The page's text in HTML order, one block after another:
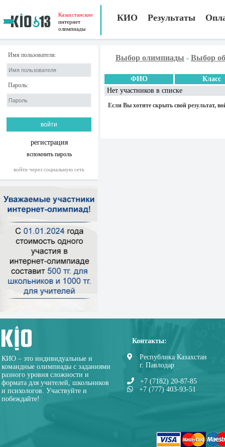
Казахстанские
интернет
олимпиады
КИО Результаты
Имя пользователя:
Пароль:
регистрация
вспомнить пароль
войти через социальную сеть
Выбор олимпиады - Выбор
ФИО
Класс
Нет участников в списке
Если Вы хотите скрыть свой результат,
КИО – это индивидуальные и
командные олимпиады с заданиями
разного уровня сложности и
формата для учителей, школьников
и психологов. Участвуйте и
побеждайте!
Контакты:
Республика Казахстан
г. Павлодар
+7 (7182) 20-87-85
+7 (777) 403-93-51